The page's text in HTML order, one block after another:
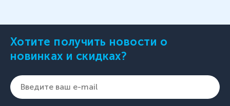
Хотите получить новости о
новинках и скидках?